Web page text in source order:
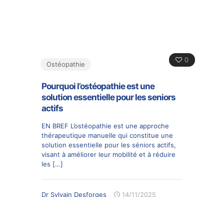
0
Ostéopathie
Pourquoi l’ostéopathie est une
solution essentielle pour les seniors
actifs
EN BREF L’ostéopathie est une approche
thérapeutique manuelle qui constitue une
solution essentielle pour les séniors actifs,
visant à améliorer leur mobilité et à réduire
les […]
Dr Sylvain Desforges 14/11/2025